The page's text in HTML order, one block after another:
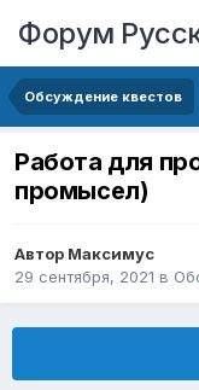
Форум
Обсуждение квестов
Работа для
промысел)
Автор Максимус
29 сентября, 2021 в